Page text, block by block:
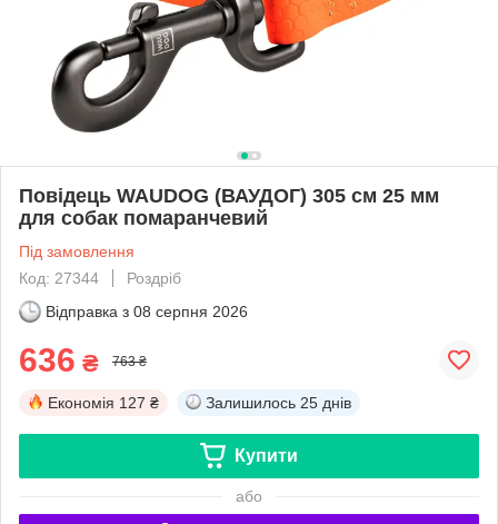
Повідець WAUDOG (ВАУДОГ) 305 см 25 мм
для собак помаранчевий
Під замовлення
Код: 27344
Роздріб
Відправка з 08 серпня 2026
636 ₴ 763 ₴
Економія 127 ₴ Залишилось 25 днів
Купити
або